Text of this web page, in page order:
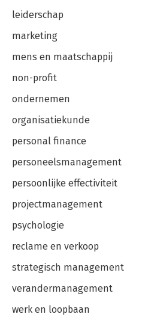
leiderschap
marketing
mens en maatschappij
non-profit
ondernemen
organisatiekunde
personal finance
personeelsmanagement
persoonlijke effectiviteit
projectmanagement
psychologie
reclame en verkoop
strategisch management
verandermanagement
werk en loopbaan